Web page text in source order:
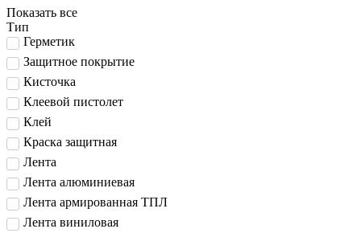
Показать все
Тип
Герметик
Защитное покрытие
Кисточка
Клеевой пистолет
Клей
Краска защитная
Лента
Лента алюминиевая
Лента армированная ТПЛ
Лента виниловая